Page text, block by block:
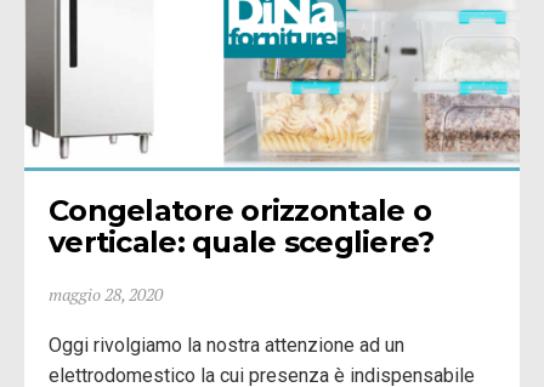
Congelatore orizzontale o
verticale: quale scegliere?
maggio 28, 2020
Oggi rivolgiamo la nostra attenzione ad un
elettrodomestico la cui presenza è indispensabile